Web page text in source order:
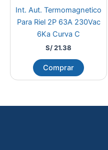
Int. Aut. Termomagnetico
Para Riel 2P 63A 230Vac
6Ka Curva C
S/21.38
Comprar